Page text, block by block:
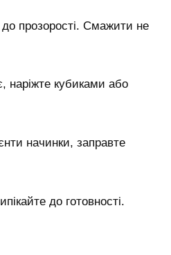
прозорості. Смажити не
наріжте кубиками або
начинки, заправте
до готовності.